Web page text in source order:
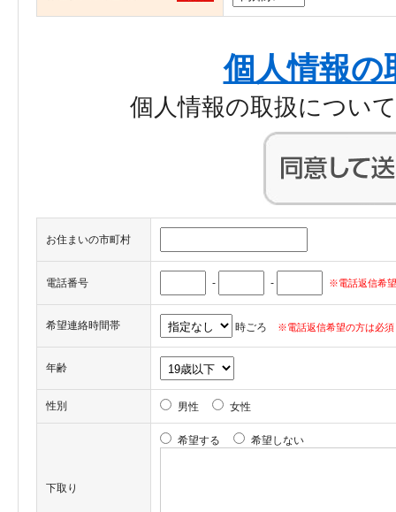
個人情報の
個人情報の取扱につい
お住まいの市町村
電話番号 - - ※電話返信希
希望連絡時間帯 時ごろ ※電話返信希望の方は必須
年齢
性別 男性 女性
下取り
希望する 希望しない